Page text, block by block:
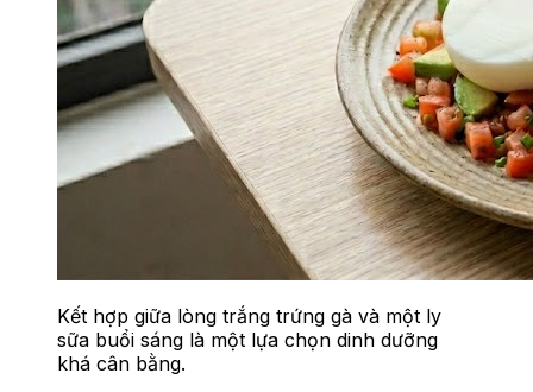
Kết hợp giữa lòng trắng trứng gà và một ly
sữa buổi sáng là một lựa chọn dinh dưỡng
khá cân bằng.